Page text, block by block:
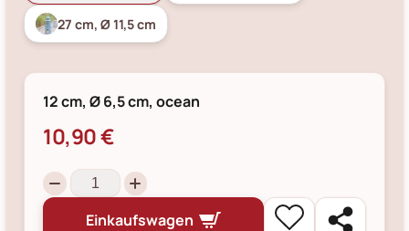
27 cm, Ø 11,5 cm
12 cm, Ø 6,5 cm, ocean
10,90 €
Einkaufswagen